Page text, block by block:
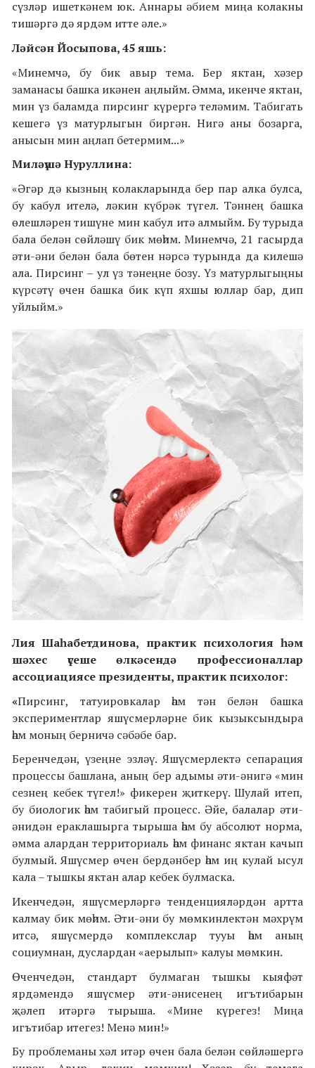
сүзләр ишеткәнем юк. Аннары әбием миңа колакны
тишәргә дә ярдәм итте әле.»
Ләйсән Йосыпова, 45 яшь:
«Минемчә, бу бик авыр тема. Бер яктан, хәзер
заманасы башка икәнен аңлыйм. Әмма, икенче яктан,
мин үз баламда пирсинг күрергә теләмим. Табигать
кешегә үз матурлыгын биргән. Нигә аны бозарга,
анысын мин аңлап бетермим...»
Миләүшә Нуруллина:
«Әгәр дә кызның колакларында бер пар алка булса,
бу кабул ителә, ләкин күбрәк түгел. Тәннең башка
өлешләрен тишүне мин кабул итә алмыйм. Бу турыда
бала белән сөйләшү бик мөһим. Минемчә, 21 гасырда
әти-әни белән бала бөтен нәрсә турында да килешә
ала. Пирсинг – ул үз тәнеңне бозу. Үз матурлыгыңны
күрсәтү өчен башка бик күп яхшы юллар бар, дип
уйлыйм.»
Лия Шаһабетдинова, практик психология һәм
шәхес үсеше өлкәсендә профессионаллар
ассоциациясе президенты, практик психолог:
«Пирсинг, татуировкалар һәм тән белән башка
экспериментлар яшүсмерләрне бик кызыксындыра
һәм моның берничә сәбәбе бар.
Беренчедән, үзеңне эзләү. Яшүсмерлектә сепарация
процессы башлана, аның бер адымы әти-әнигә «мин
сезнең кебек түгел!» фикерен җиткерү. Шулай итеп,
бу биологик һәм табигый процесс. Әйе, балалар әти-
әнидән ераклашырга тырыша һәм бу абсолют норма,
әмма алардан территориаль һәм финанс яктан качып
булмый. Яшүсмер өчен бердәнбер һәм иң кулай ысул
кала – тышкы яктан алар кебек булмаска.
Икенчедән, яшүсмерләргә тенденцияләрдән артта
калмау бик мөһим. Әти-әни бу мөмкинлектән мәхрүм
итсә, яшүсмердә комплекслар тууы һәм аның
социумнан, дуслардан «аерылып» калуы мөмкин.
Өченчедән, стандарт булмаган тышкы кыяфәт
ярдәмендә яшүсмер әти-әнисенең игътибарын
җәлеп итәргә тырыша. «Мине күрегез! Миңа
игътибар итегез! Менә мин!»
Бу проблеманы хәл итәр өчен бала белән сөйләшергә